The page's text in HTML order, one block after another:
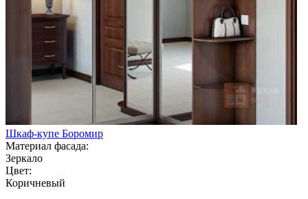
Шкаф-купе Боромир
Материал фасада:
Зеркало
Цвет:
Коричневый